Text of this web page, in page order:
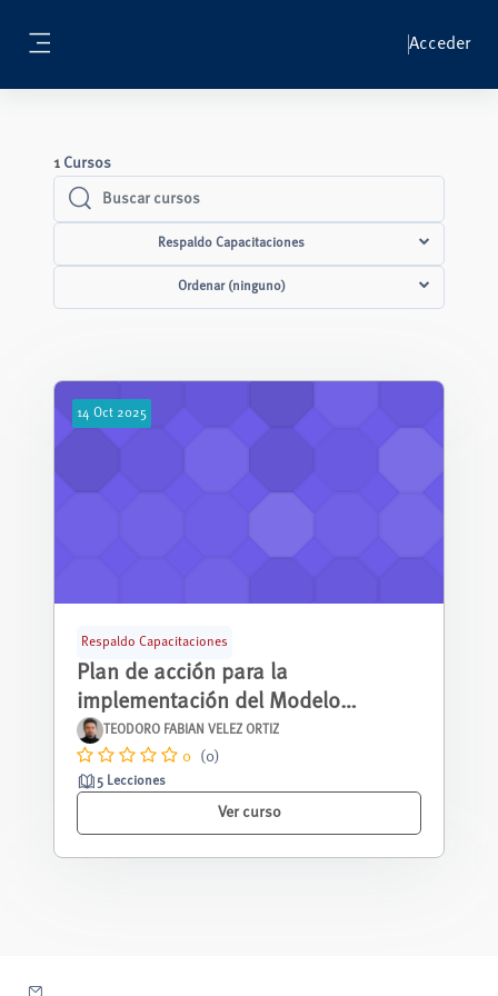
Acceder
1 Cursos
Buscar cursos
Buscar cursos
Respaldo Capacitaciones
Ordenar (ninguno)
14 Oct 2025
Respaldo Capacitaciones
Plan de acción para la
implementación del Modelo
Educativo
TEODORO FABIAN VELEZ ORTIZ
0 (0)
5 Lecciones
Ver curso